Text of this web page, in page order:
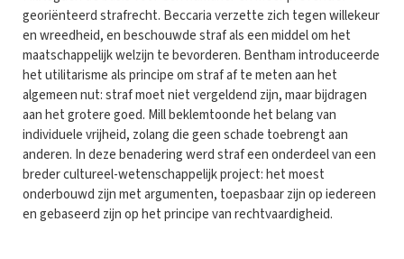
georiënteerd strafrecht. Beccaria verzette zich tegen willekeur
en wreedheid, en beschouwde straf als een middel om het
maatschappelijk welzijn te bevorderen. Bentham introduceerde
het utilitarisme als principe om straf af te meten aan het
algemeen nut: straf moet niet vergeldend zijn, maar bijdragen
aan het grotere goed. Mill beklemtoonde het belang van
individuele vrijheid, zolang die geen schade toebrengt aan
anderen. In deze benadering werd straf een onderdeel van een
breder cultureel-wetenschappelijk project: het moest
onderbouwd zijn met argumenten, toepasbaar zijn op iedereen
en gebaseerd zijn op het principe van rechtvaardigheid.